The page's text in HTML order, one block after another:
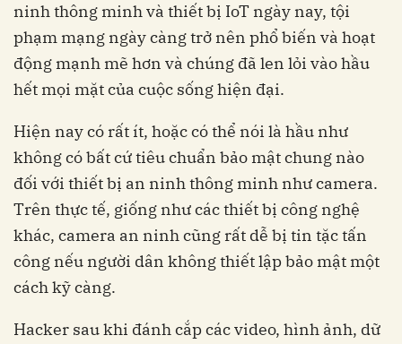
ninh thông minh và thiết bị IoT ngày nay, tội
phạm mạng ngày càng trở nên phổ biến và hoạt
động mạnh mẽ hơn và chúng đã len lỏi vào hầu
hết mọi mặt của cuộc sống hiện đại.
Hiện nay có rất ít, hoặc có thể nói là hầu như
không có bất cứ tiêu chuẩn bảo mật chung nào
đối với thiết bị an ninh thông minh như camera.
Trên thực tế, giống như các thiết bị công nghệ
khác, camera an ninh cũng rất dễ bị tin tặc tấn
công nếu người dân không thiết lập bảo mật một
cách kỹ càng.
Hacker sau khi đánh cắp các video, hình ảnh, dữ